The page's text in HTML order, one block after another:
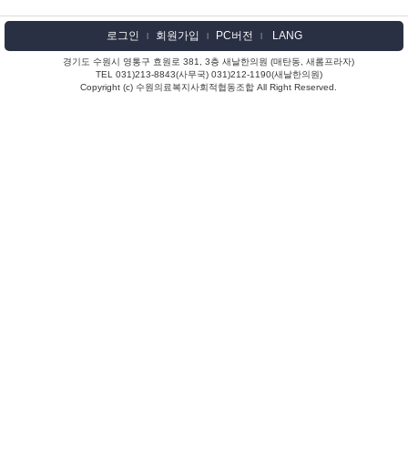
로그인 l 회원가입 l PC버전 l LANG
경기도 수원시 영통구 효원로 381, 3층 새날한의원 (매탄동, 새롬프라자)
TEL 031)213-8843(사무국) 031)212-1190(새날한의원)
Copyright (c) 수원의료복지사회적협동조합 All Right Reserved.